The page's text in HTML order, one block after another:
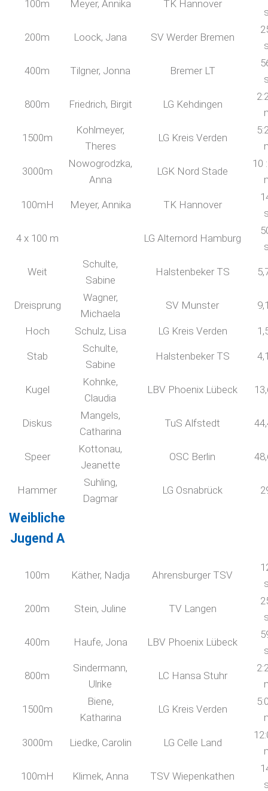
100m Meyer, Annika TK Hannover
200m Loock, Jana SV Werder Bremen
400m Tilgner, Jonna Bremer LT
800m Friedrich, Birgit LG Kehdingen
1500m
Kohlmeyer,
Theres
LG Kreis Verden
3000m
Nowogrodzka,
Anna
LGK Nord Stade
10
100mH Meyer, Annika TK Hannover
4 x 100 m LG Alternord Hamburg
Weit
Schulte,
Sabine
Halstenbeker TS
Dreisprung
Wagner,
Michaela
SV Munster
Hoch Schulz, Lisa LG Kreis Verden
Stab
Schulte,
Sabine
Halstenbeker TS
Kugel
Kohnke,
Claudia
LBV Phoenix Lübeck
Diskus
Mangels,
Catharina
TuS Alfstedt
Speer
Kottonau,
Jeanette
OSC Berlin
Hammer
Suhling,
Dagmar
LG Osnabrück
Weibliche
Jugend A
100m Käther, Nadja Ahrensburger TSV
200m Stein, Juline TV Langen
400m Haufe, Jona LBV Phoenix Lübeck
800m
Sindermann,
Ulrike
LC Hansa Stuhr
1500m
Biene,
Katharina
LG Kreis Verden
3000m Liedke, Carolin LG Celle Land
100mH Klimek, Anna TSV Wiepenkathen